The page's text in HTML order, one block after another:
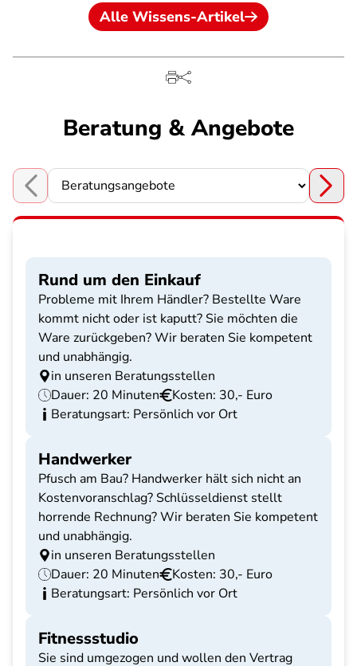
Alle Wissens-Artikel
Beratung & Angebote
Choose a section
Rund um den Einkauf
Probleme mit Ihrem Händler? Bestellte Ware
kommt nicht oder ist kaputt? Sie möchten die
Ware zurückgeben? Wir beraten Sie kompetent
und unabhängig.
in unseren Beratungsstellen
Dauer: 20 Minuten
Kosten: 30,- Euro
Beratungsart: Persönlich vor Ort
Handwerker
Pfusch am Bau? Handwerker hält sich nicht an
Kostenvoranschlag? Schlüsseldienst stellt
horrende Rechnung? Wir beraten Sie kompetent
und unabhängig.
in unseren Beratungsstellen
Dauer: 20 Minuten
Kosten: 30,- Euro
Beratungsart: Persönlich vor Ort
Fitnessstudio
Sie sind umgezogen und wollen den Vertrag